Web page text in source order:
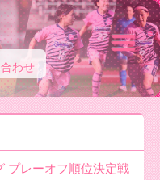
わせ
プレーオフ順位決定戦